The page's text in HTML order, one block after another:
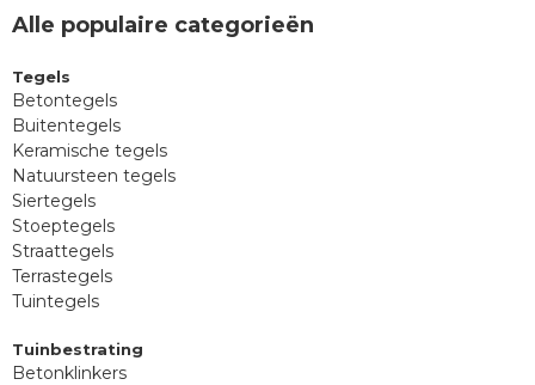
Alle populaire categorieën
Tegels
Betontegels
Buitentegels
Keramische tegels
Natuursteen tegels
Siertegels
Stoeptegels
Straattegels
Terrastegels
Tuintegels
Tuinbestrating
Betonklinkers